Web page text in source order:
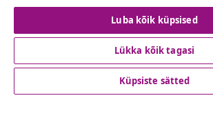
Klienditeenindus
Ettevõte
Luba kõik küpsised
Lükka kõik tagasi
Küpsiste sätted